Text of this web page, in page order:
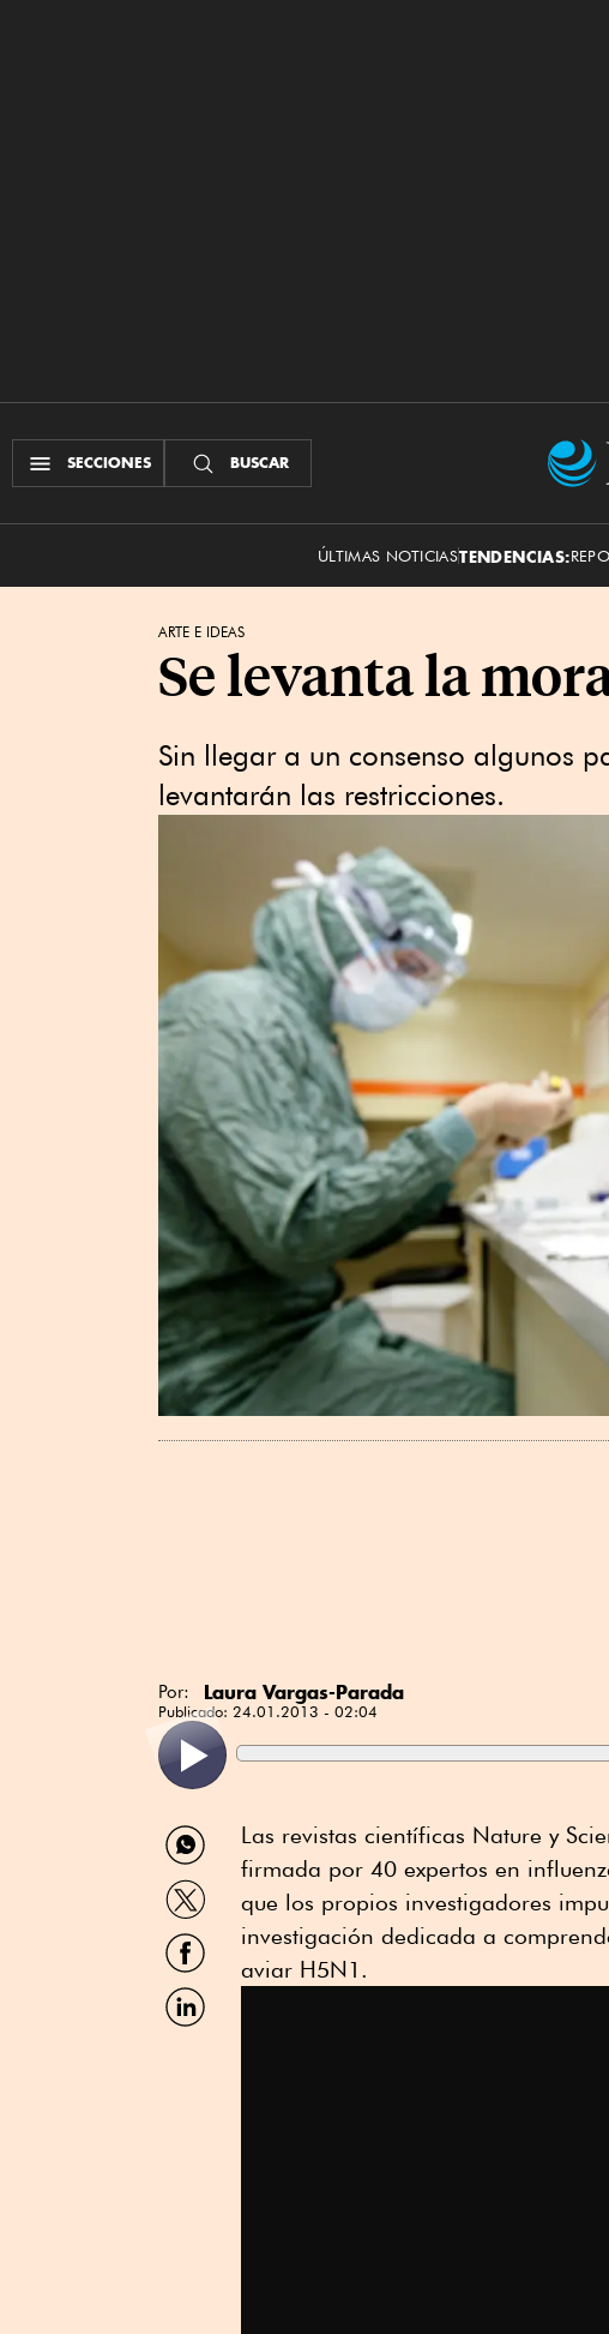
SECCIONES BUSCAR
ÚLTIMAS NOTICIASTENDENCIAS:
ARTE E IDEAS
Se levanta la
Sin llegar a un consenso algunos
levantarán las restricciones.
Por: Laura Vargas-Parada
Publicado: 24.01.2013 - 02:04
Compartir
por
WhatsApp
Compartir
por
Twitter
Compartir
por
Facebook
Compartir
por
Las revistas científicas Nature y
firmada por 40 expertos en
que los propios investigadores
investigación dedicada a
aviar H5N1.